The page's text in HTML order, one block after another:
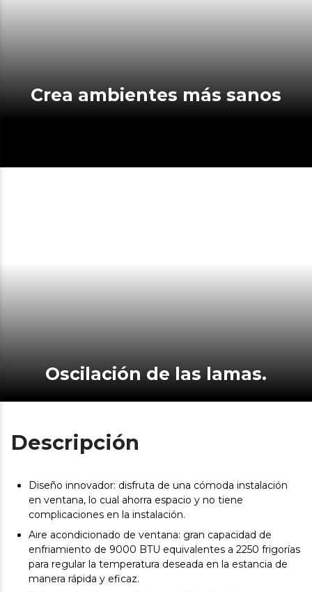
Crea ambientes más sanos
Oscilación de las lamas.
Descripción
Diseño innovador: disfruta de una cómoda instalación
en ventana, lo cual ahorra espacio y no tiene
complicaciones en la instalación.
Aire acondicionado de ventana: gran capacidad de
enfriamiento de 9000 BTU equivalentes a 2250 frigorías
para regular la temperatura deseada en la estancia de
manera rápida y eficaz.